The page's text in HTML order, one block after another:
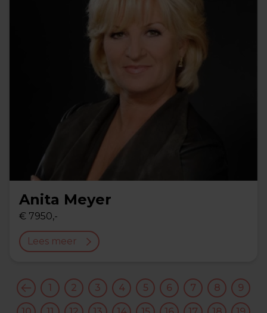
Anita Meyer
€ 7950,-
Lees meer
1 2 3 4 5 6 7 8 9